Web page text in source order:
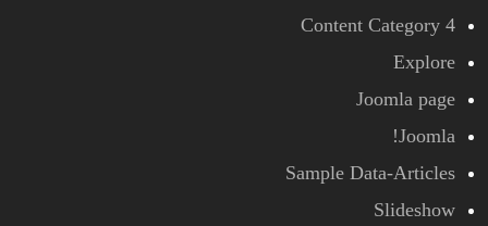
Content Category 4
Explore
Joomla page
Joomla!
Sample Data-Articles
Slideshow